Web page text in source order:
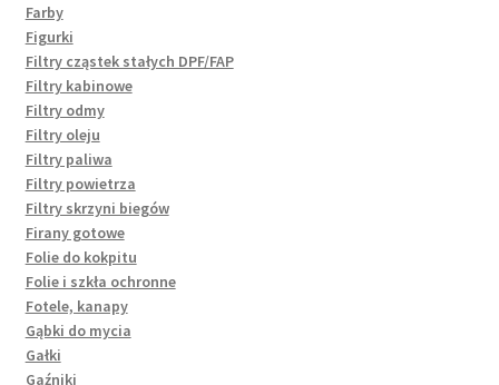
Farby
Figurki
Filtry cząstek stałych DPF/FAP
Filtry kabinowe
Filtry odmy
Filtry oleju
Filtry paliwa
Filtry powietrza
Filtry skrzyni biegów
Firany gotowe
Folie do kokpitu
Folie i szkła ochronne
Fotele, kanapy
Gąbki do mycia
Gałki
Gaźniki